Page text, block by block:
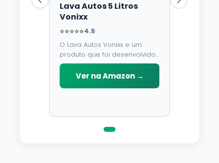
Lava Autos 5 Litros
Vonixx
⭐⭐⭐⭐⭐4.5
O Lava Autos Vonixx e um
produto que foi desenvolvido
para limpar, proteger e
conservar a lataria do veiculo.
Por possuir pH neutro, pode
Ver na Amazon →